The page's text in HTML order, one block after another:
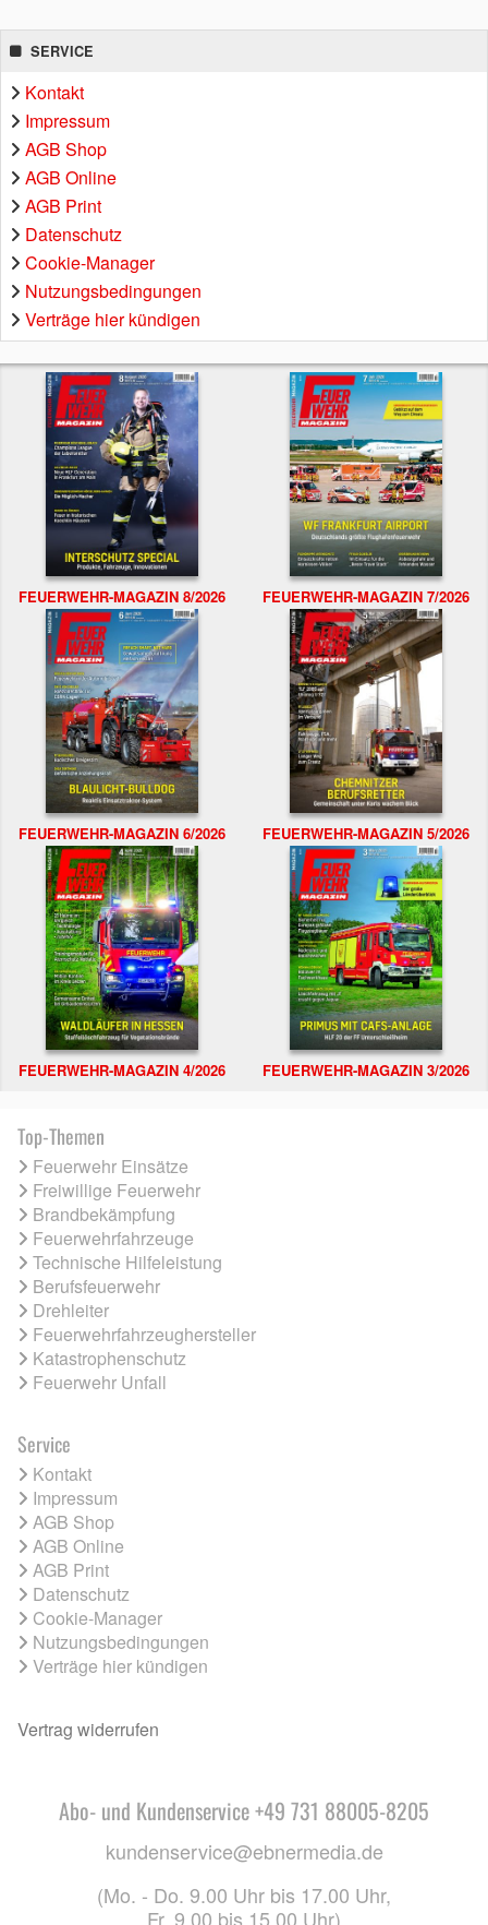
SERVICE
Kontakt
Impressum
AGB Shop
AGB Online
AGB Print
Datenschutz
Cookie-Manager
Nutzungsbedingungen
Verträge hier kündigen
FEUERWEHR-MAGAZIN 8/2026 FEUERWEHR-MAGAZIN 7/2026
FEUERWEHR-MAGAZIN 6/2026 FEUERWEHR-MAGAZIN 5/2026
FEUERWEHR-MAGAZIN 4/2026 FEUERWEHR-MAGAZIN 3/2026
Top-Themen
Feuerwehr Einsätze
Freiwillige Feuerwehr
Brandbekämpfung
Feuerwehrfahrzeuge
Technische Hilfeleistung
Berufsfeuerwehr
Drehleiter
Feuerwehrfahrzeughersteller
Katastrophenschutz
Feuerwehr Unfall
Service
Kontakt
Impressum
AGB Shop
AGB Online
AGB Print
Datenschutz
Cookie-Manager
Nutzungsbedingungen
Verträge hier kündigen
Vertrag widerrufen
Abo- und Kundenservice +49 731 88005-8205
kundenservice@ebnermedia.de
(Mo. - Do. 9.00 Uhr bis 17.00 Uhr,
Fr. 9.00 bis 15.00 Uhr)